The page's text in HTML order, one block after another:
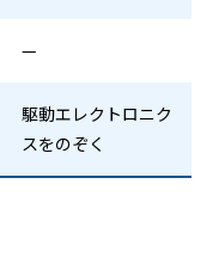
—
駆動エレクトロニク
スをのぞく